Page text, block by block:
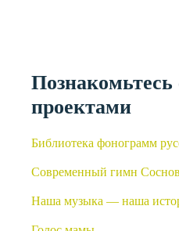
проектами
Библиотека фонограмм
Современный гимн
Наша музыка — наша